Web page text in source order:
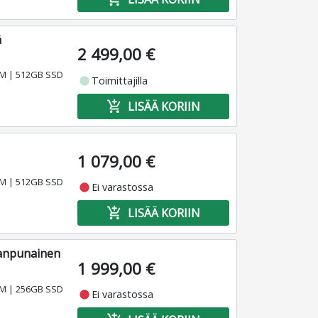
| 512GB SSD
2 499,00 €
fiber_manual_record Toimittajilla
add_shopping_cart LISÄÄ KORIIN
| 512GB SSD
1 079,00 €
fiber_manual_record Ei varastossa
add_shopping_cart LISÄÄ KORIIN
| 256GB SSD
1 999,00 €
fiber_manual_record Ei varastossa